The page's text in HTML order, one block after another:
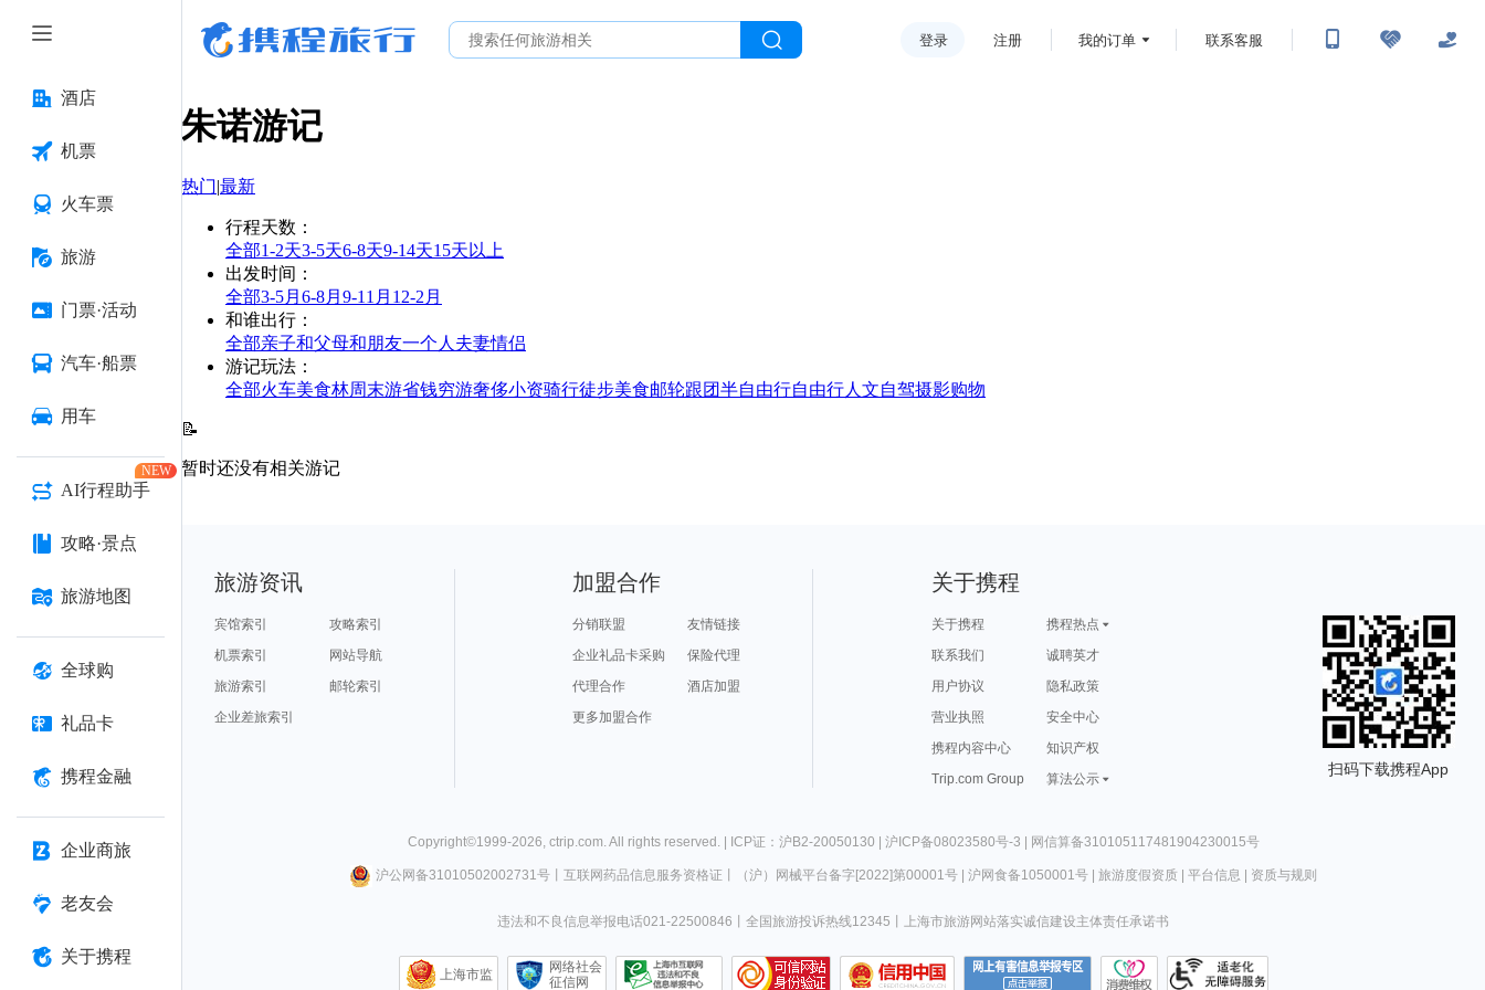
酒店
机票
火车票
旅游
门票·活动
汽车·船票
用车
AI行程助手
NEW
攻略·景点
旅游地图
全球购
礼品卡
携程金融
企业商旅
老友会
关于携程
登录 注册 我的订单 联系客服
朱诺游记
热门|最新
行程天数 ：
全部1-2天3-5天6-8天9-14天15天以上
出发时间 ：
全部3-5月 6-8月 9-11月 12-2月
和谁出行 ：
全部亲子和父母和朋友一个人 夫妻情侣
游记玩法 ：
全部火车美食林周末游省钱穷游奢侈小资骑行徒步美食邮轮跟团半自由行自由行人文自驾摄影购物
📝
暂时还没有相关游记
旅游资讯
宾馆索引
攻略索引
机票索引
网站导航
旅游索引
邮轮索引
企业差旅索引
加盟合作
分销联盟
友情链接
企业礼品卡采购
保险代理
代理合作
酒店加盟
更多加盟合作
关于携程
关于携程
携程热点
联系我们
诚聘英才
用户协议
隐私政策
营业执照
安全中心
携程内容中心
知识产权
Trip.com Group
算法公示
扫码下载携程App
Copyright©1999-2026, ctrip.com. All rights reserved. | ICP证：沪B2-20050130 | 沪ICP备08023580号-3 | 网信算备310105117481904230015号
沪公网备31010502002731号丨 互联网药品信息服务资格证 （沪）网械平台备字[2022]第00001号| 沪网食备1050001号| 旅游度假资质| 平台信息 资质与规则
违法和不良信息举报电话021-22500846 全国旅游投诉热线12345 上海市旅游网站落实诚信建设主体责任承诺书
上海市监
网络社会
征信网